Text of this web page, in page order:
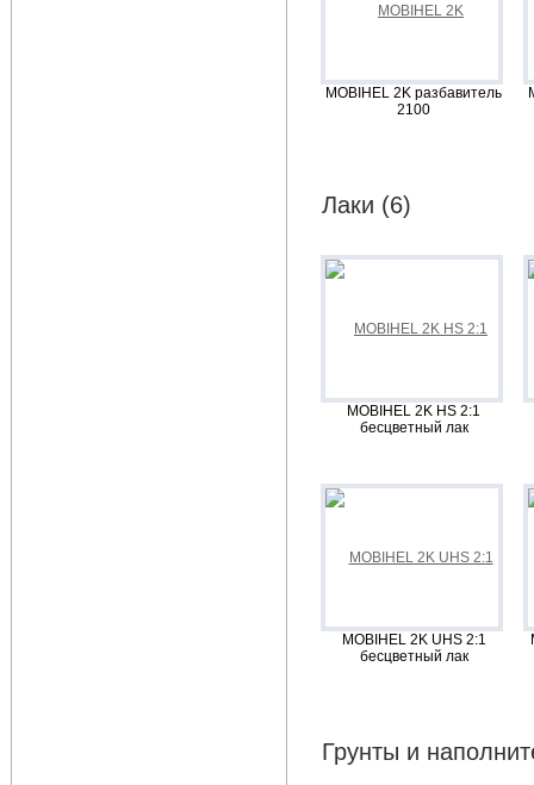
MOBIHEL 2K разбавитель
2100
Лаки (6)
MOBIHEL 2K HS 2:1
бесцветный лак
MOBIHEL 2K UHS 2:1
бесцветный лак
Грунты и